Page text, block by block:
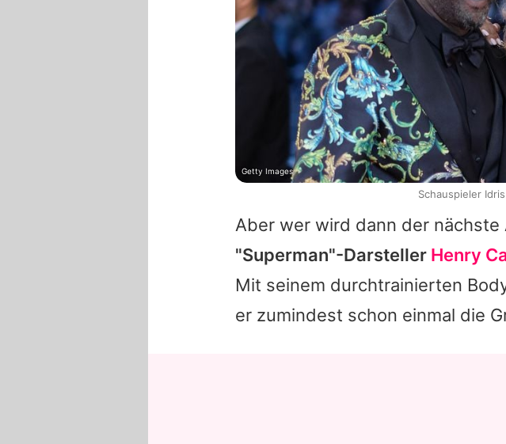
Aber wer wird dann der nächste
"Superman"-Darsteller Henry
Mit seinem durchtrainierten
er zumindest schon einmal die
Getty Images
Schauspieler